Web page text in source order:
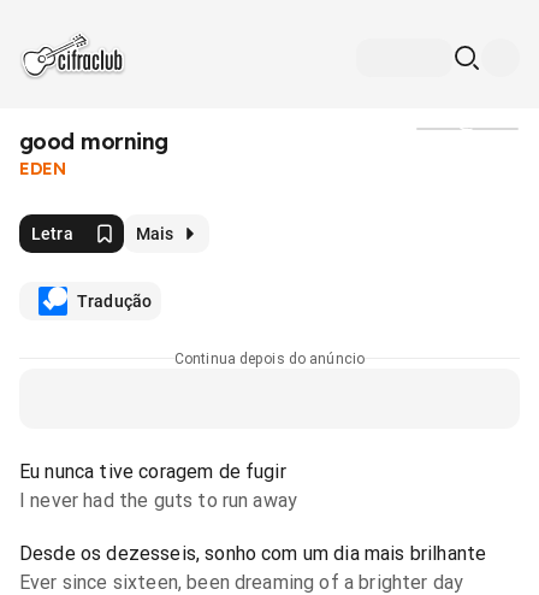
​good morning
EDEN
Letra Mais
Tradução
Continua depois do anúncio
Eu nunca tive coragem de fugir
I never had the guts to run away
Desde os dezesseis, sonho com um dia mais brilhante
Ever since sixteen, been dreaming of a brighter day